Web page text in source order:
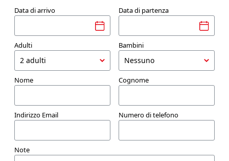
Data di arrivo Data di partenza
Adulti Bambini
Nome Cognome
Indirizzo Email Numero di telefono
Note